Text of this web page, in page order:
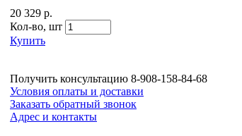
20 329 р.
Кол-во, шт
Купить
Получить консультацию 8-908-158-84-68
Условия оплаты и доставки
Заказать обратный звонок
Адрес и контакты